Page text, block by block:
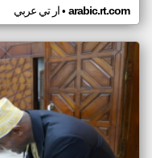
ار تي عربي• arabic.rt.com